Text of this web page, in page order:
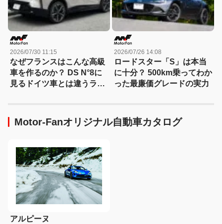
2026/07/30 11:15
なぜフランスはこんな高級
車を作るのか？ DS N°8に
見るドイツ車とは違うラグ
2026/07/26 14:08
ロードスター「S」は本当
に十分？ 500km乗ってわか
った最廉価グレードの実力
Motor-Fanオリジナル自動車カタログ
アルピーヌ